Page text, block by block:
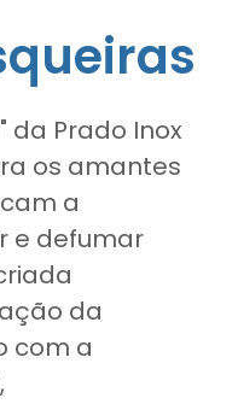
da Prado Inox
os amantes
a
e defumar
da
com a